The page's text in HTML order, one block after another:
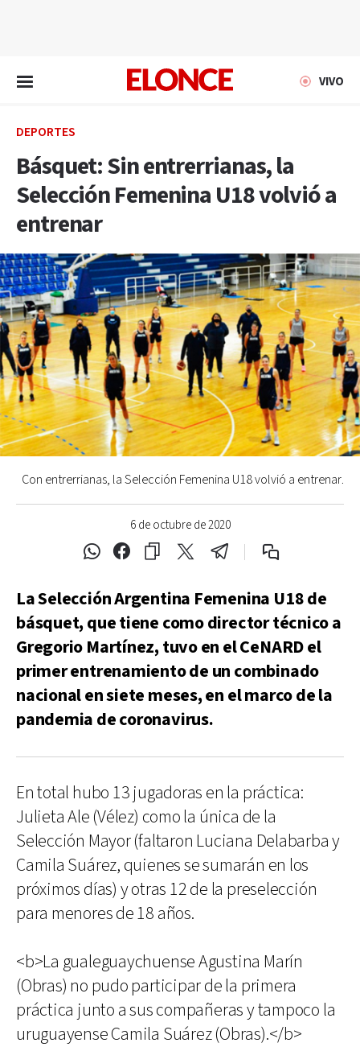
VIVO
DEPORTES
Básquet: Sin entrerrianas, la
Selección Femenina U18 volvió a
entrenar
6 de octubre de 2020
Con entrerrianas, la Selección Femenina U18 volvió a entrenar.
La Selección Argentina Femenina U18 de
básquet, que tiene como director técnico a
Gregorio Martínez, tuvo en el CeNARD el
primer entrenamiento de un combinado
nacional en siete meses, en el marco de la
pandemia de coronavirus.
En total hubo 13 jugadoras en la práctica:
Julieta Ale (Vélez) como la única de la
Selección Mayor (faltaron Luciana Delabarba y
Camila Suárez, quienes se sumarán en los
próximos días) y otras 12 de la preselección
para menores de 18 años.
<b>La gualeguaychuense Agustina Marín
(Obras) no pudo participar de la primera
práctica junto a sus compañeras y tampoco la
uruguayense Camila Suárez (Obras).</b>